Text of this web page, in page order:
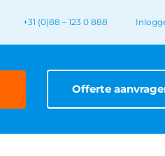
+31 (0)88 – 123 0 888
Offerte